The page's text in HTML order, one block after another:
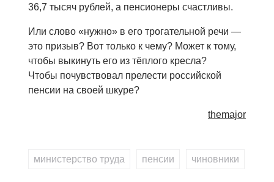
36,7 тысяч рублей, а пенсионеры счастливы.
Или слово «нужно» в его трогательной речи —
это призыв? Вот только к чему? Может к тому,
чтобы выкинуть его из тёплого кресла?
Чтобы почувствовал прелести российской
пенсии на своей шкуре?
themajor
министерство труда пенсии чиновники